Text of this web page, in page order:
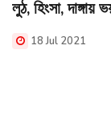
লুঠ, হিংসা,
18 Jul 2021